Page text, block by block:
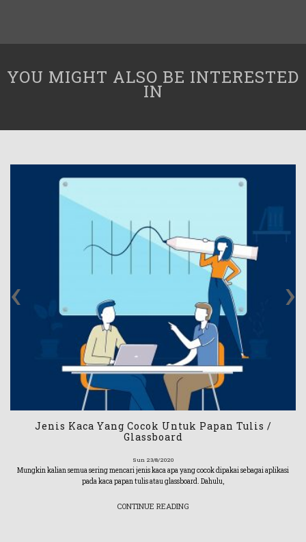
YOU MIGHT ALSO BE INTERESTED
IN
Jenis Kaca Yang Cocok Untuk Papan Tulis /
Glassboard
Sun 23/8/2020
Mungkin kalian semua sering mencari jenis kaca apa yang cocok dipakai sebagai aplikasi
pada kaca papan tulis atau glassboard. Dahulu,
CONTINUE READING
‹ ›